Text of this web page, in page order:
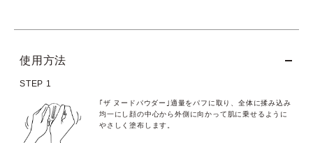
使用方法
STEP 1
｢ザ ヌードパウダー｣適量をパフに取り、全体に揉み込み
均一にし顔の中心から外側に向かって肌に乗せるように
やさしく塗布します。